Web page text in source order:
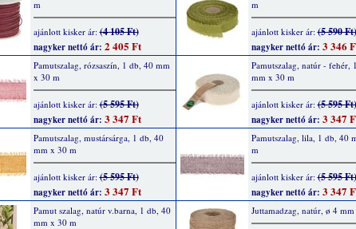
m
ajánlott kisker ár:(4 105 Ft)
nagyker nettó ár: 2 405 Ft
m
ajánlott kisker ár:(5 590 Ft)
nagyker nettó ár: 3 346
Pamutszalag, rózsaszín, 1 db, 40 mm
x 30 m
ajánlott kisker ár:(5 595 Ft)
nagyker nettó ár: 3 347 Ft
Pamutszalag, natúr - fehér,
mm x 30 m
ajánlott kisker ár:(5 595 Ft)
nagyker nettó ár: 3 347
Pamutszalag, mustársárga, 1 db, 40
mm x 30 m
ajánlott kisker ár:(5 595 Ft)
nagyker nettó ár: 3 347 Ft
Pamutszalag, lila, 1 db, 40
m
ajánlott kisker ár:(5 595 Ft)
nagyker nettó ár: 3 347
Pamut szalag, natúr v.barna, 1 db, 40
mm x 30 m
Juttamadzag, natúr, ø 4